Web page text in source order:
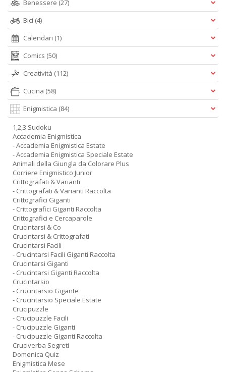
Benessere (27)
Bici (4)
Calendari (1)
Comics (50)
Creatività (112)
Cucina (58)
Enigmistica (84)
1,2,3 Sudoku
Accademia Enigmistica
- Accademia Enigmistica Estate
- Accademia Enigmistica Speciale Estate
Animali della Giungla da Colorare Plus
Corriere Enigmistico Junior
Crittografati & Varianti
- Crittografati & Varianti Raccolta
Crittografici Giganti
- Crittografici Giganti Raccolta
Crittografici e Cercaparole
Crucintarsi & Co
Crucintarsi & Crittografati
Crucintarsi Facili
- Crucintarsi Facili Giganti Raccolta
Crucintarsi Giganti
- Crucintarsi Giganti Raccolta
Crucintarsio
- Crucintarsio Gigante
- Crucintarsio Speciale Estate
Crucipuzzle
- Crucipuzzle Facili
- Crucipuzzle Giganti
- Crucipuzzle Giganti Raccolta
Cruciverba Segreti
Domenica Quiz
Enigmistica Mese